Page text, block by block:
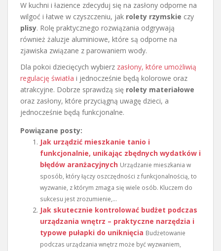
W kuchni i łazience zdecyduj się na zasłony odporne na
wilgoć i łatwe w czyszczeniu, jak rolety rzymskie czy
plisy. Rolę praktycznego rozwiązania odgrywają
również żaluzje aluminiowe, które są odporne na
zjawiska związane z parowaniem wody.
Dla pokoi dziecięcych wybierz zasłony, które umożliwią
regulację światła i jednocześnie będą kolorowe oraz
atrakcyjne. Dobrze sprawdzą się rolety materiałowe
oraz zasłony, które przyciągną uwagę dzieci, a
jednocześnie będą funkcjonalne.
Powiązane posty:
Jak urządzić mieszkanie tanio i
funkcjonalnie, unikając zbędnych wydatków i
błędów aranżacyjnych Urządzanie mieszkania w
sposób, który łączy oszczędności z funkcjonalnością, to
wyzwanie, z którym zmaga się wiele osób. Kluczem do
sukcesu jest zrozumienie,...
Jak skutecznie kontrolować budżet podczas
urządzania wnętrz – praktyczne narzędzia i
typowe pułapki do uniknięcia Budżetowanie
podczas urządzania wnętrz może być wyzwaniem,